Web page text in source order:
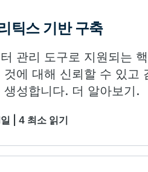
틱스 기반 구축
관리 도구로 지원되는
것에 대해 신뢰할 수 있고
생성합니다. 더 알아보기.
| 4 최소 읽기